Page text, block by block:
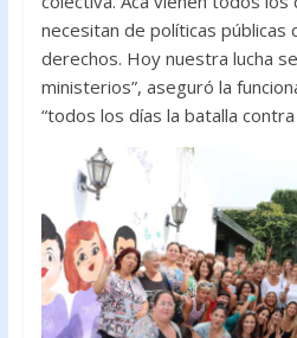
necesitan de políticas públicas
derechos. Hoy nuestra lucha
ministerios”, aseguró la
“todos los días la batalla